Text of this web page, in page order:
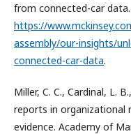
from connected-car data.
https://
assembly/our-insights/
connected-car-data.
Miller, C. C., Cardinal, L.
reports in organizational
evidence. Academy of